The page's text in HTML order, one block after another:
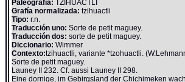
Paleografía: TZIHUACTLI
Grafía normalizada: tzihuactli
Tipo: r.n.
Traducción uno: Sorte de petit maguey.
Traducción dos: sorte de petit maguey.
Diccionario:Wimmer
Contexto:tzihuactli, variante *tzohuactli.
Sorte de petit maguey.
Launey II 232. Cf. aussi Launey II 298.
Eine dornige, im Gebirgsland der Chichimeken